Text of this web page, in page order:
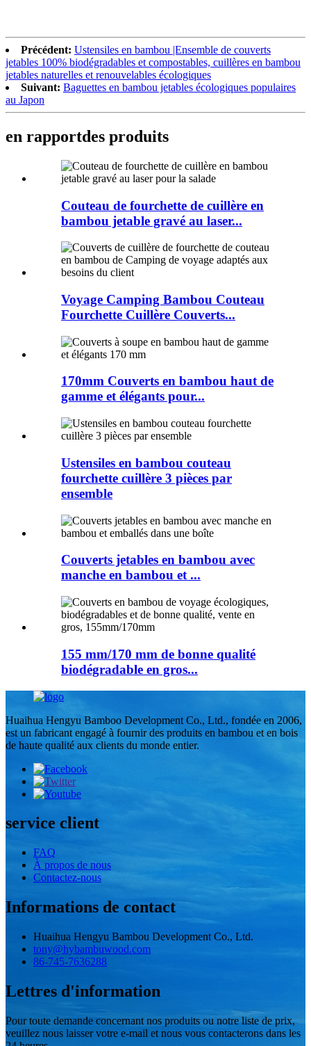
Précédent: Ustensiles en bambou |Ensemble de couverts
jetables 100% biodégradables et compostables, cuillères en bambou
jetables naturelles et renouvelables écologiques
Suivant: Baguettes en bambou jetables écologiques populaires
au Japon
en rapportdes produits
Couteau de fourchette de cuillère en
bambou jetable gravé au laser...
Voyage Camping Bambou Couteau
Fourchette Cuillère Couverts...
170mm Couverts en bambou haut de
gamme et élégants pour...
Ustensiles en bambou couteau
fourchette cuillère 3 pièces par
ensemble
Couverts jetables en bambou avec
manche en bambou et ...
155 mm/170 mm de bonne qualité
biodégradable en gros...
Huaihua Hengyu Bamboo Development Co., Ltd., fondée en 2006,
est un fabricant engagé à fournir des produits en bambou et en bois
de haute qualité aux clients du monde entier.
service client
FAQ
À propos de nous
Contactez-nous
Informations de contact
Huaihua Hengyu Bambou Development Co., Ltd.
tony@hybambuwood.com
86-745-7636288
Lettres d'information
Pour toute demande concernant nos produits ou notre liste de prix,
veuillez nous laisser votre e-mail et nous vous contacterons dans les